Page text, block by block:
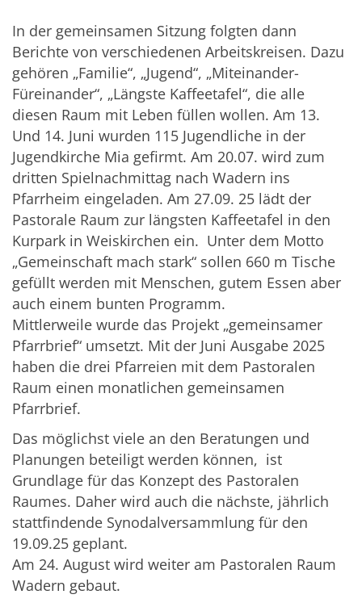
In der gemeinsamen Sitzung folgten dann
Berichte von verschiedenen Arbeitskreisen. Dazu
gehören „Familie“, „Jugend“, „Miteinander-
Füreinander“, „Längste Kaffeetafel“, die alle
diesen Raum mit Leben füllen wollen. Am 13.
Und 14. Juni wurden 115 Jugendliche in der
Jugendkirche Mia gefirmt. Am 20.07. wird zum
dritten Spielnachmittag nach Wadern ins
Pfarrheim eingeladen. Am 27.09. 25 lädt der
Pastorale Raum zur längsten Kaffeetafel in den
Kurpark in Weiskirchen ein. Unter dem Motto
„Gemeinschaft mach stark“ sollen 660 m Tische
gefüllt werden mit Menschen, gutem Essen aber
auch einem bunten Programm.
Mittlerweile wurde das Projekt „gemeinsamer
Pfarrbrief“ umsetzt. Mit der Juni Ausgabe 2025
haben die drei Pfarreien mit dem Pastoralen
Raum einen monatlichen gemeinsamen
Pfarrbrief.
Das möglichst viele an den Beratungen und
Planungen beteiligt werden können, ist
Grundlage für das Konzept des Pastoralen
Raumes. Daher wird auch die nächste, jährlich
stattfindende Synodalversammlung für den
19.09.25 geplant.
Am 24. August wird weiter am Pastoralen Raum
Wadern gebaut.